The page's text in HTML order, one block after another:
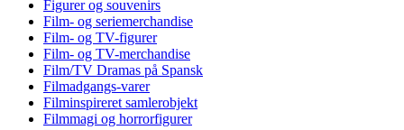
Figurer og souvenirs
Film- og seriemerchandise
Film- og TV-figurer
Film- og TV-merchandise
Film/TV Dramas på Spansk
Filmadgangs-varer
Filminspireret samlerobjekt
Filmmagi og horrorfigurer